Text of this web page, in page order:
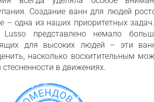
Создание ванн для людей
– одна из наших приоритетных
Lusso представлено немало
для высоких людей – эти
насколько восхитительным
в движениях.